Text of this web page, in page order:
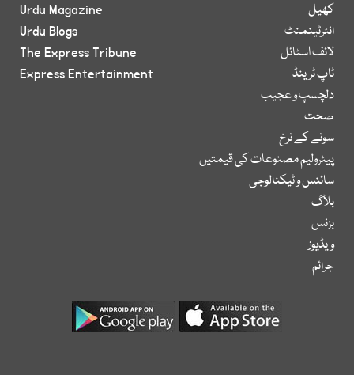
کھیل
انٹرٹینمنٹ
لائف اسٹائل
ٹاپ ٹرینڈ
دلچسپ و عجیب
صحت
سونے کے نرخ
پیٹرولیم مصنوعات کی قیمتیں
سائنس و ٹیکنالوجی
بلاگ
بزنس
ویڈیوز
جرائم
Urdu Magazine
Urdu Blogs
The Express Tribune
Express Entertainment